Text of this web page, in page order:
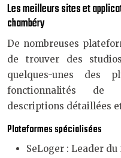
Les meilleurs sites et
chambéry
De nombreuses
de trouver des
quelques-unes des
fonctionnalités de
descriptions détaillées
Plateformes spécialisées
SeLoger : Leader